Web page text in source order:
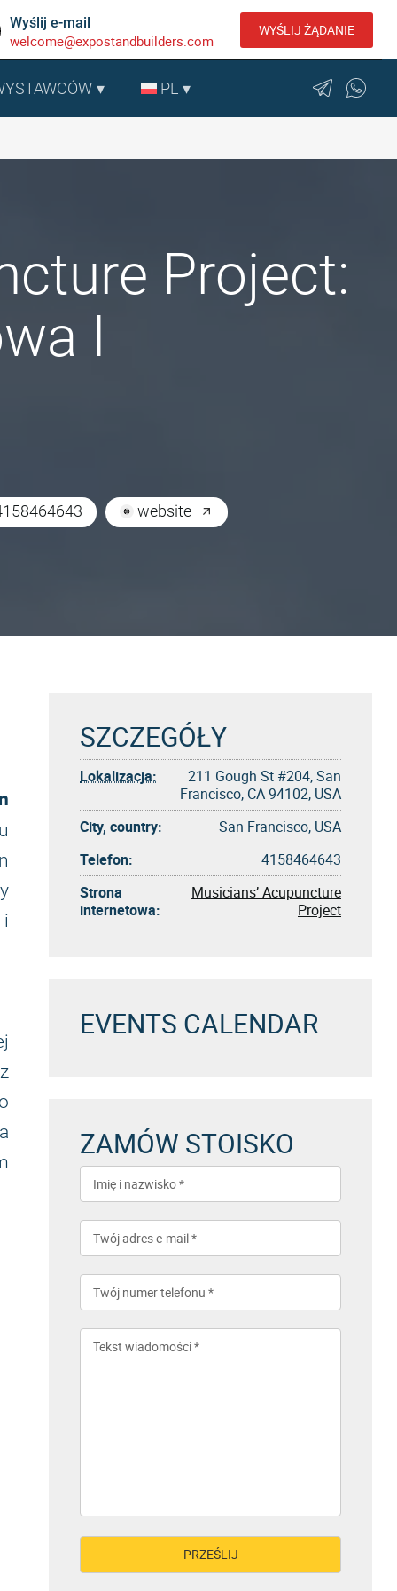
Wyślij e-mail
welcome@expostandbuilders.com
WYŚLIJ ŻĄDANIE
PL
Project:
I
website
SZCZEGÓŁY
Lokalizacja:
211 Gough St #204, San
Francisco, CA 94102, USA
City, country:
San Francisco, USA
Telefon:
4158464643
Strona
internetowa:
Musicians’ Acupuncture
Project
EVENTS CALENDAR
ZAMÓW STOISKO